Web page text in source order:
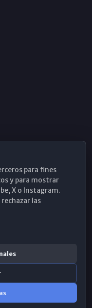
para fines
y para mostrar
X o Instagram.
las